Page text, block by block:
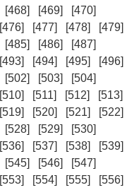
[468] [469]
[470]
[476] [477] [478]
[479]
[485] [486]
[487]
[493] [494] [495]
[496]
[502] [503]
[504]
[510] [511] [512]
[513]
[519] [520] [521]
[522]
[528] [529]
[530]
[536] [537] [538]
[539]
[545] [546]
[547]
[553] [554] [555]
[556]